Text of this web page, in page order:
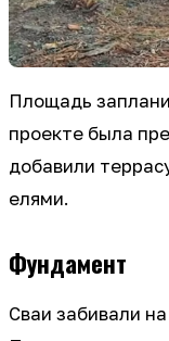
Площадь
проекте была
добавили
елями.
Фундамент
Сваи забивали